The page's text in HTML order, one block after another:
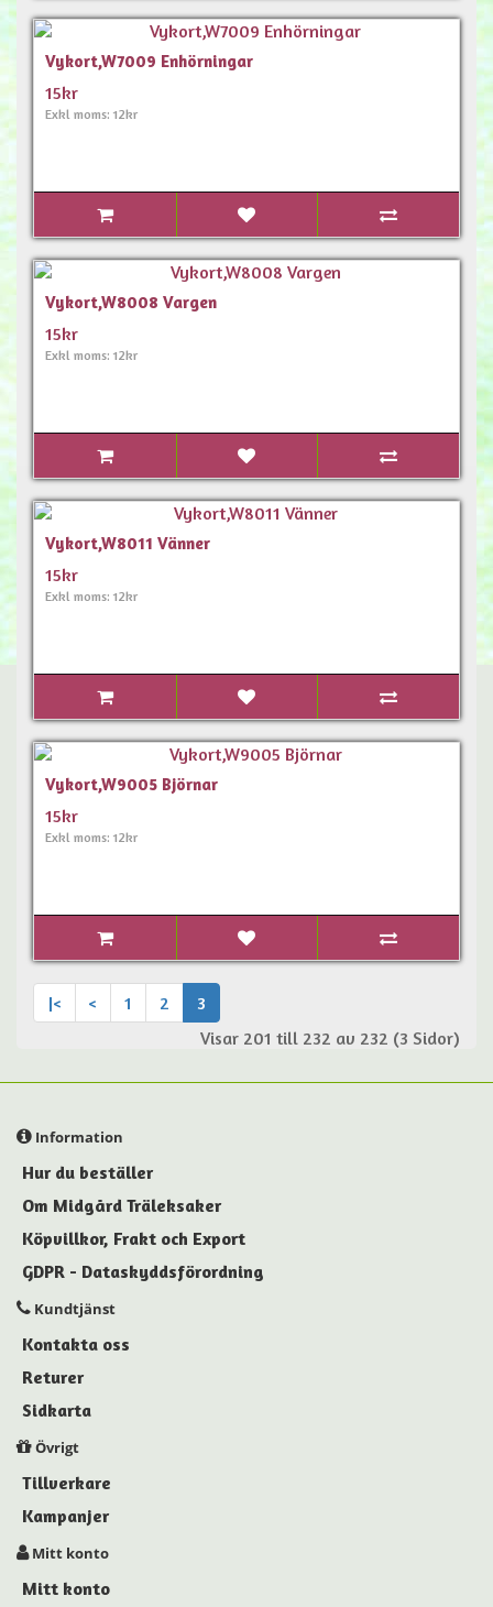
Vykort,W7009 Enhörningar
15kr
Exkl moms: 12kr
Vykort,W8008 Vargen
15kr
Exkl moms: 12kr
Vykort,W8011 Vänner
15kr
Exkl moms: 12kr
Vykort,W9005 Björnar
15kr
Exkl moms: 12kr
|< < 1 2
3
Visar 201 till 232 av 232 (3 Sidor)
Information
Hur du beställer
Om Midgård Träleksaker
Köpvillkor, Frakt och Export
GDPR - Dataskyddsförordning
Kundtjänst
Kontakta oss
Returer
Sidkarta
Övrigt
Tillverkare
Kampanjer
Mitt konto
Mitt konto